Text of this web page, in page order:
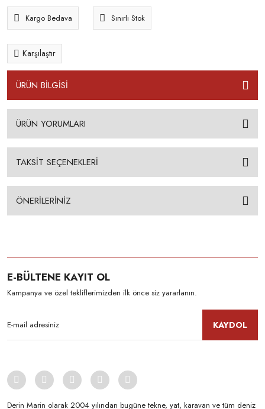
Kargo Bedava Sınırlı Stok
Karşılaştır
ÜRÜN BİLGİSİ
ÜRÜN YORUMLARI
TAKSİT SEÇENEKLERİ
ÖNERİLERİNİZ
E-BÜLTENE KAYIT OL
Kampanya ve özel tekliflerimizden ilk önce siz yararlanın.
KAYDOL
Derin Marin olarak 2004 yılından bugüne tekne, yat, karavan ve tüm deniz